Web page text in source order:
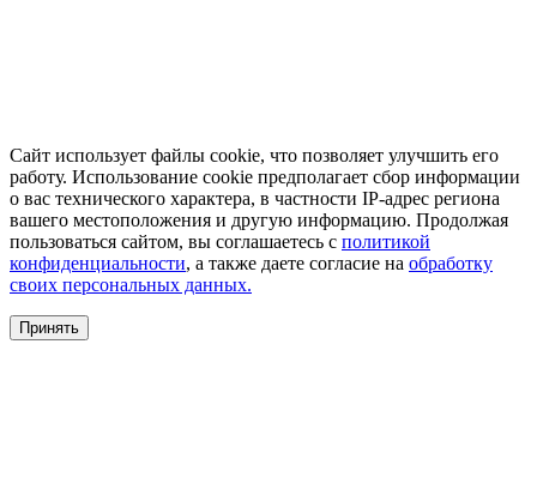
Сайт использует файлы cookie, что позволяет улучшить его
работу. Использование cookie предполагает сбор информации
о вас технического характера, в частности IP-адрес региона
вашего местоположения и другую информацию. Продолжая
пользоваться сайтом, вы соглашаетесь с политикой
конфиденциальности, а также даете согласие на обработку
своих персональных данных.
Принять